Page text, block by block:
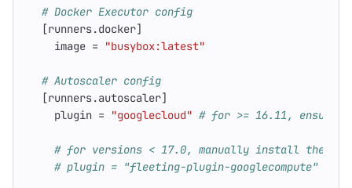
# Docker Executor config
[runners.docker]
image = "busybox:latest"
# Autoscaler config
[runners.autoscaler]
plugin = "googlecloud" # for >= 16.11,
# for versions < 17.0, manually install the
# plugin = "fleeting-plugin-googlecompute"